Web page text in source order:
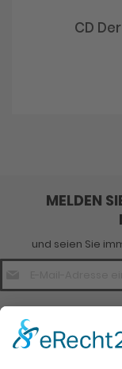
CD
MELDEN
und seien Sie